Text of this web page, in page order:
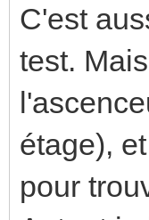
C'est
test.
étage),
pour